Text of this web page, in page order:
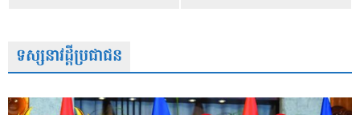
ទស្សនាវដ្តីប្រជាជន